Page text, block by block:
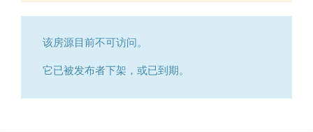
该房源目前不可访问。
它已被发布者下架，或已到期。